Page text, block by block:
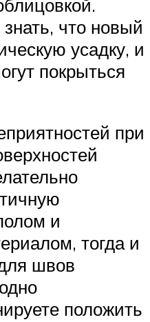
что новый
усадку, и
покрыться
при
и
тогда и
швов
положить